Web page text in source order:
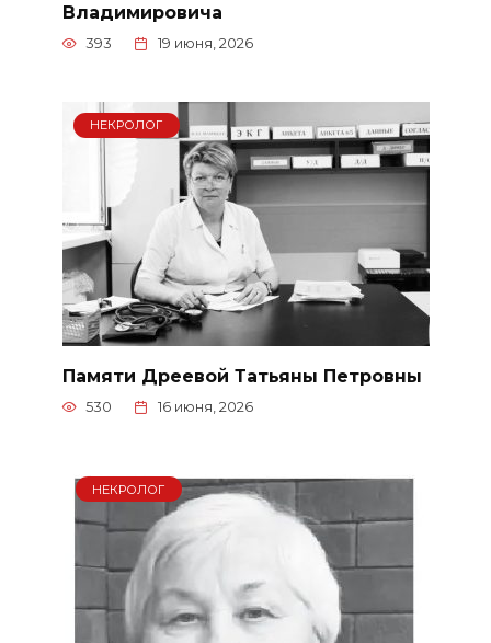
Владимировича
393 19 июня, 2026
НЕКРОЛОГ
Памяти Дреевой Татьяны Петровны
530 16 июня, 2026
НЕКРОЛОГ